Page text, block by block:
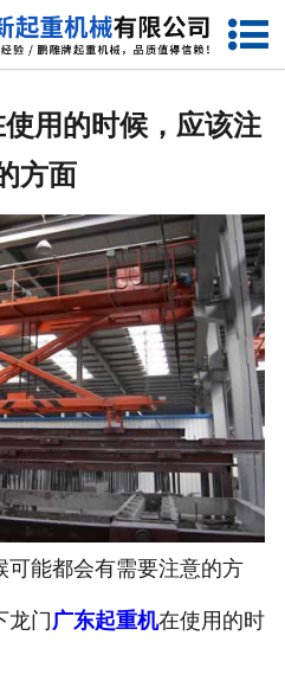
网站首页
新闻资讯
装车现场
资质荣誉
工程案例
联系我们
用的时候，应该注
方面
能都会有需要注意的方
龙门 广东起重机在使用的时